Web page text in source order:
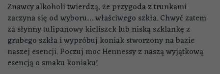
Znawcy alkoholi twierdzą, że przygoda z trunkami
zaczyna się od wyboru… właściwego szkła. Chwyć zatem
za słynny tulipanowy kieliszek lub niską szklankę z
grubego szkła i wypróbuj koniak stworzony na bazie
naszej esencji. Poczuj moc Hennessy z naszą wyjątkową
esencją o smaku koniaku!